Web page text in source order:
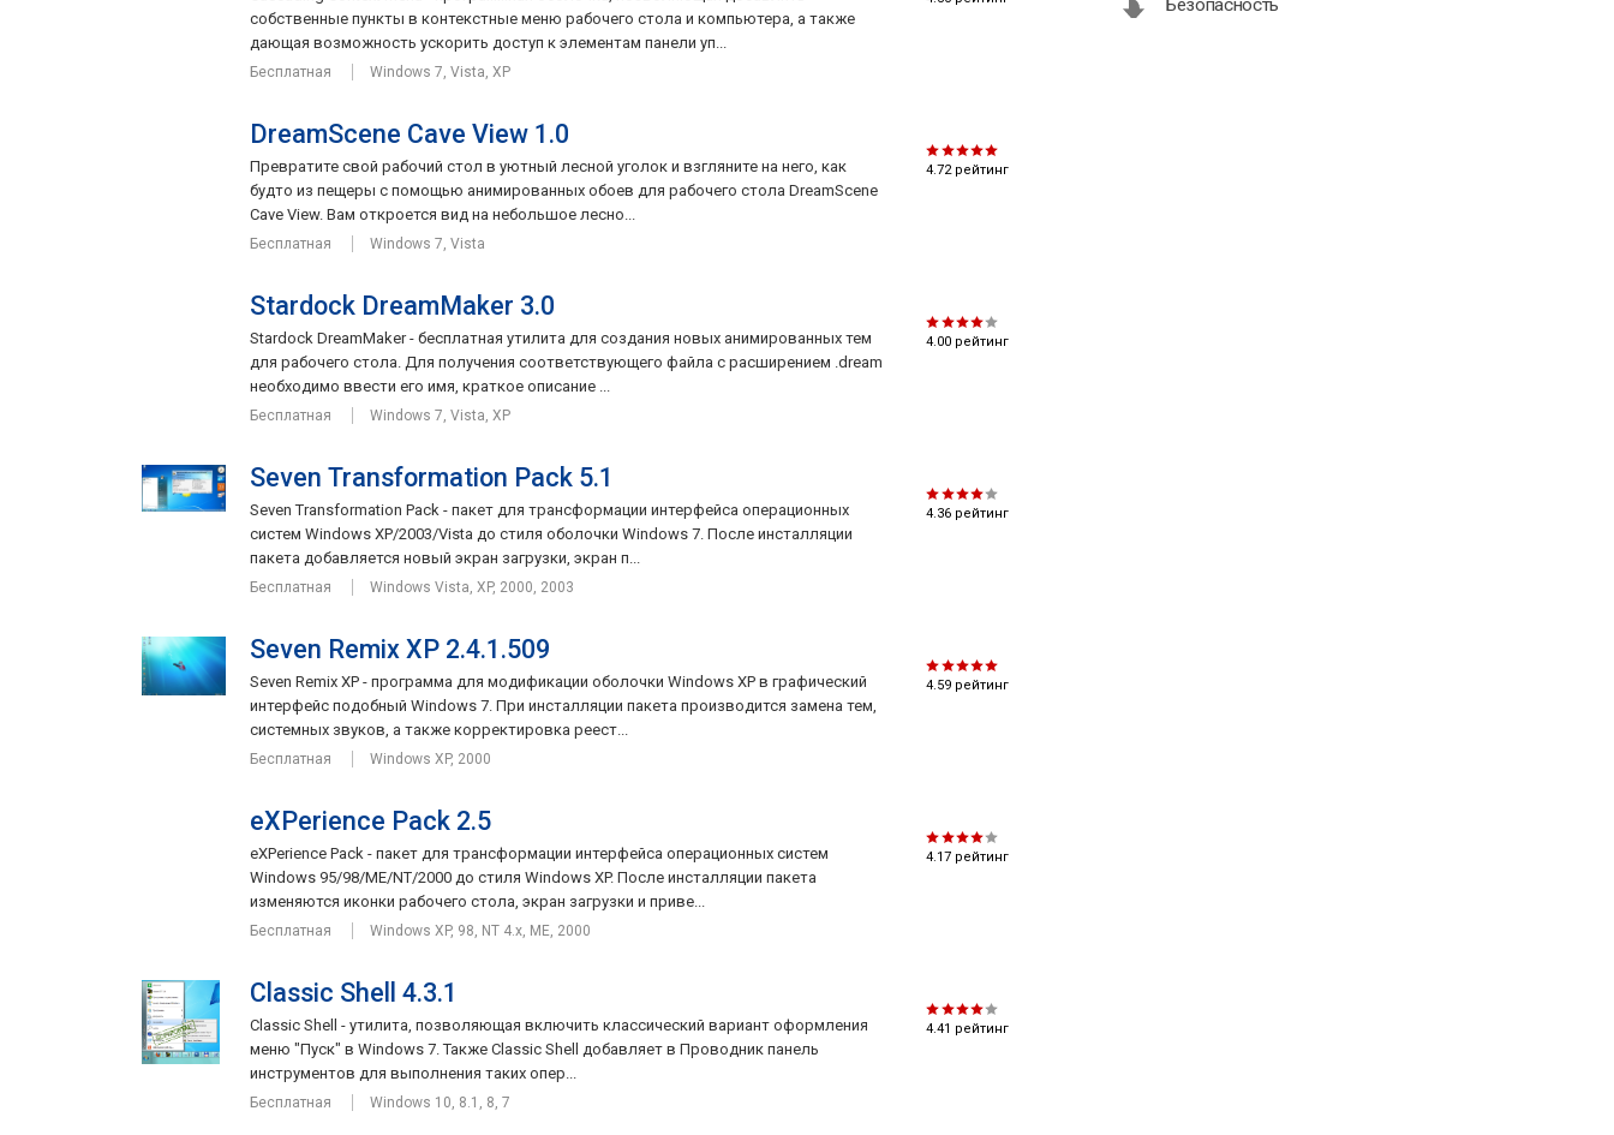
собственные пункты в контекстные меню рабочего стола и компьютера, а также
дающая возможность ускорить доступ к элементам панели уп...
Бесплатная Windows 7, Vista, XP
4.72рейтинг
DreamScene Cave View 1.0
Превратите свой рабочий стол в уютный лесной уголок и взгляните на него, как
будто из пещеры с помощью анимированных обоев для рабочего стола DreamScene
Cave View. Вам откроется вид на небольшое лесно...
Бесплатная Windows 7, Vista
4.00 рейтинг
Stardock DreamMaker 3.0
Stardock DreamMaker - бесплатная утилита для создания новых анимированных тем
для рабочего стола. Для получения соответствующего файла с расширением .dream
необходимо ввести его имя, краткое описание ...
Бесплатная Windows 7, Vista, XP
4.36 рейтинг
Seven Transformation Pack 5.1
Seven Transformation Pack - пакет для трансформации интерфейса операционных
систем Windows XP/2003/Vista до стиля оболочки Windows 7. После инсталляции
пакета добавляется новый экран загрузки, экран п...
Бесплатная Windows Vista, XP, 2000, 2003
4.59 рейтинг
Seven Remix XP 2.4.1.509
Seven Remix XP - программа для модификации оболочки Windows XP в графический
интерфейс подобный Windows 7. При инсталляции пакета производится замена тем,
системных звуков, а также корректировка реест...
Бесплатная Windows XP, 2000
4.17 рейтинг
eXPerience Pack 2.5
eXPerience Pack - пакет для трансформации интерфейса операционных систем
Windows 95/98/ME/NT/2000 до стиля Windows XP. После инсталляции пакета
изменяются иконки рабочего стола, экран загрузки и приве...
Бесплатная Windows XP, 98, NT 4.x, ME, 2000
4.41 рейтинг
Classic Shell 4.3.1
Classic Shell - утилита, позволяющая включить классический вариант оформления
меню "Пуск" в Windows 7. Также Classic Shell добавляет в Проводник панель
инструментов для выполнения таких опер...
Бесплатная Windows 10, 8.1, 8, 7
Безопасность